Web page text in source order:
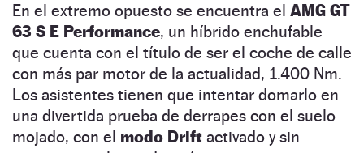
En el extremo opuesto se encuentra el AMG GT
63 S E Performance, un híbrido enchufable
que cuenta con el título de ser el coche de calle
con más par motor de la actualidad, 1.400 Nm.
Los asistentes tienen que intentar domarlo en
una divertida prueba de derrapes con el suelo
mojado, con el modo Drift activado y sin